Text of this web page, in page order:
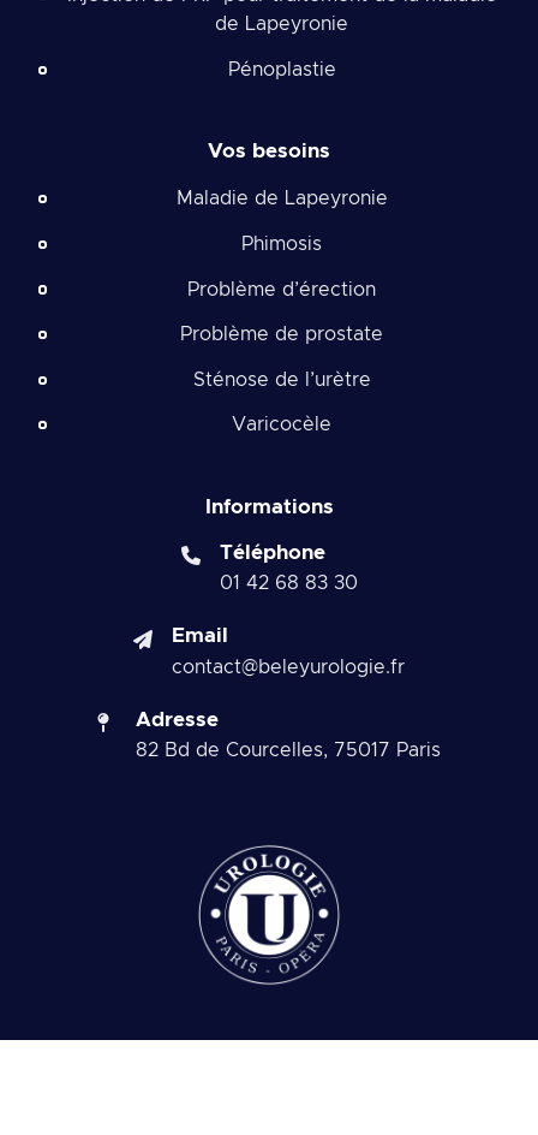
de Lapeyronie
Pénoplastie
Vos besoins
Maladie de Lapeyronie
Phimosis
Problème d’érection
Problème de prostate
Sténose de l’urètre
Varicocèle
Informations
Téléphone
01 42 68 83 30
Email
contact@beleyurologie.fr
Adresse
82 Bd de Courcelles, 75017 Paris